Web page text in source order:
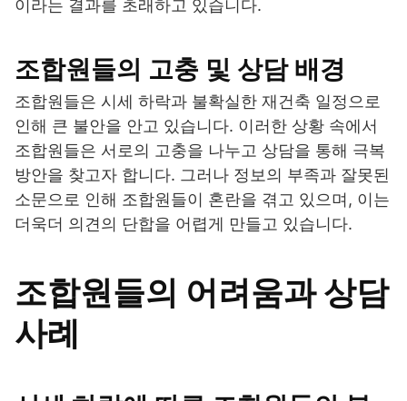
이라는 결과를 초래하고 있습니다.
조합원들의 고충 및 상담 배경
조합원들은 시세 하락과 불확실한 재건축 일정으로
인해 큰 불안을 안고 있습니다. 이러한 상황 속에서
조합원들은 서로의 고충을 나누고 상담을 통해 극복
방안을 찾고자 합니다. 그러나 정보의 부족과 잘못된
소문으로 인해 조합원들이 혼란을 겪고 있으며, 이는
더욱더 의견의 단합을 어렵게 만들고 있습니다.
조합원들의 어려움과 상담
사례